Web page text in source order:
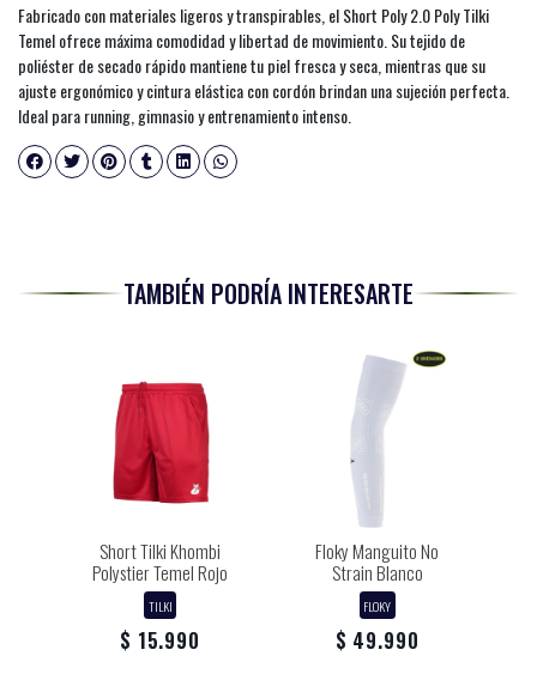
Fabricado con materiales ligeros y transpirables, el Short Poly 2.0 Poly Tilki
Temel ofrece máxima comodidad y libertad de movimiento. Su tejido de
poliéster de secado rápido mantiene tu piel fresca y seca, mientras que su
ajuste ergonómico y cintura elástica con cordón brindan una sujeción perfecta.
Ideal para running, gimnasio y entrenamiento intenso.
TAMBIÉN PODRÍA INTERESARTE
Short Tilki Khombi
Polystier Temel Rojo
TILKI
$ 15.990
Floky Manguito No
Strain Blanco
FLOKY
$ 49.990